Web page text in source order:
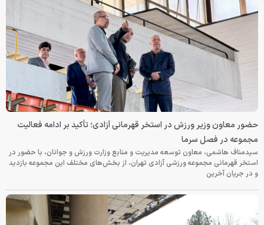
حضور معاون وزیر ورزش در استخر قهرمانی آزادی؛ تأکید بر ادامه فعالیت
مجموعه در فصل سرما
سیدمناف هاشمی، معاون توسعه مدیریت و منابع وزارت ورزش و جوانان، با حضور در
استخر قهرمانی مجموعه ورزشی آزادی تهران، از بخش‌های مختلف این مجموعه بازدید
و در جریان آخرین